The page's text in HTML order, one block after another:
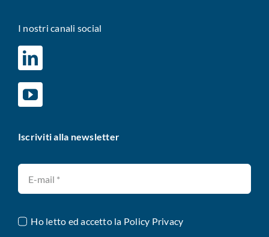
I nostri canali social
Iscriviti alla newsletter
Ho letto ed accetto la Policy Privacy